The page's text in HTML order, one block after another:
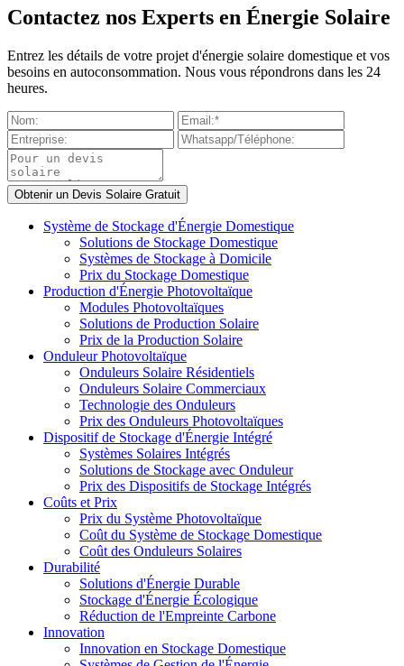
Contactez nos Experts en Énergie Solaire
Entrez les détails de votre projet d'énergie solaire domestique et vos
besoins en autoconsommation. Nous vous répondrons dans les 24
heures.
Système de Stockage d'Énergie Domestique
Solutions de Stockage Domestique
Systèmes de Stockage à Domicile
Prix du Stockage Domestique
Production d'Énergie Photovoltaïque
Modules Photovoltaïques
Solutions de Production Solaire
Prix de la Production Solaire
Onduleur Photovoltaïque
Onduleurs Solaire Résidentiels
Onduleurs Solaire Commerciaux
Technologie des Onduleurs
Prix des Onduleurs Photovoltaïques
Dispositif de Stockage d'Énergie Intégré
Systèmes Solaires Intégrés
Solutions de Stockage avec Onduleur
Prix des Dispositifs de Stockage Intégrés
Coûts et Prix
Prix du Système Photovoltaïque
Coût du Système de Stockage Domestique
Coût des Onduleurs Solaires
Durabilité
Solutions d'Énergie Durable
Stockage d'Énergie Écologique
Réduction de l'Empreinte Carbone
Innovation
Innovation en Stockage Domestique